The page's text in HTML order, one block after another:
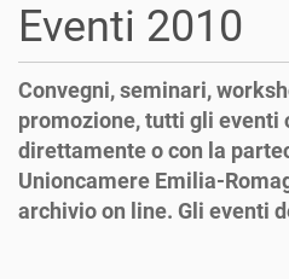
Eventi 2010
Convegni, seminari,
promozione, tutti gli eventi
direttamente o con la
Unioncamere Emilia-
archivio on line. Gli eventi